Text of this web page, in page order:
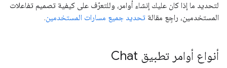
لتحديد ما إذا كان عليك إنشاء أوامر، وللتعرّف على كيفية تصميم تفاعلات
المستخدمين، راجِع مقالة تحديد جميع مسارات المستخدمين.
أنواع أوامر تطبيق Chat